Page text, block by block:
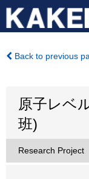
Back to previous
原子レベ
班)
Research Project